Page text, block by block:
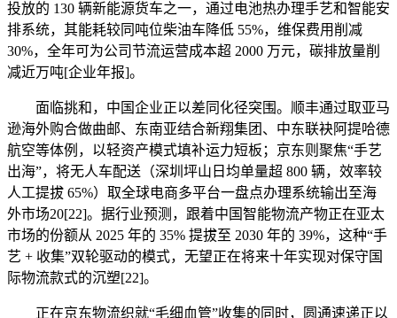
投放的 130 辆新能源货车之一，通过电池热办理手艺和智能安
排系统，其能耗较同吨位柴油车降低 55%，维保费用削减
30%，全年可为公司节流运营成本超 2000 万元，碳排放量削
减近万吨[企业年报]。
面临挑和，中国企业正以差同化径突围。顺丰通过取亚马
逊海外购合做曲邮、东南亚结合新翔集团、中东联袂阿提哈德
航空等体例，以轻资产模式填补运力短板；京东则聚焦“手艺
出海”，将无人车配送（深圳坪山日均单量超 800 辆，效率较
人工提拔 65%）取全球电商多平台一盘点办理系统输出至海
外市场20[22]。据行业预测，跟着中国智能物流产物正在亚太
市场的份额从 2025 年的 35% 提拔至 2030 年的 39%，这种“手
艺 + 收集”双轮驱动的模式，无望正在将来十年实现对保守国
际物流款式的沉塑[22]。
正在京东物流织就“毛细血管”收集的同时，圆通速递正以